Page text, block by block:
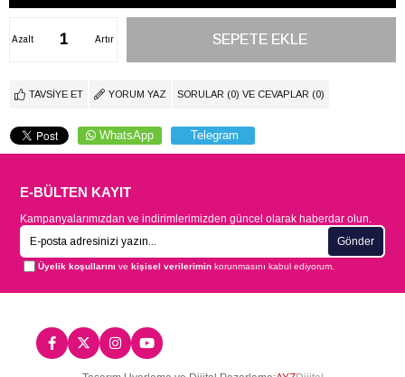
Artır
Azalt
TAVSIYE ET YORUM YAZ SORULAR (0) VE CEVAPLAR (0)
WhatsApp Telegram
E-BÜLTEN KAYIT
Kampanyalarımızdan ve indirimlerimizden güncel olarak haberdar olun.
Gönder
Üyelik koşullarını vekişisel verilerimin korunmasını kabul ediyorum.